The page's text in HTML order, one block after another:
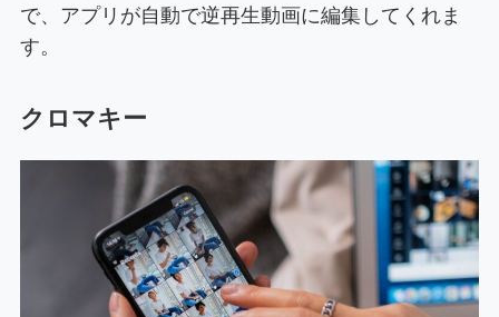
で、アプリが自動で逆再生動画に編集してくれま
す。
クロマキー